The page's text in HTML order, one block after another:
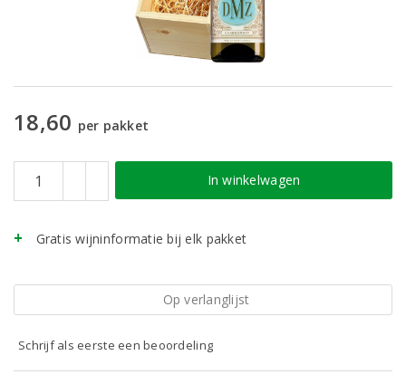
18,60 per pakket
In winkelwagen
Gratis wijninformatie bij elk pakket
Op verlanglijst
Schrijf als eerste een beoordeling